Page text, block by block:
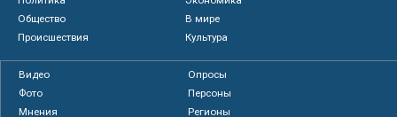
Общество
В мире
Происшествия
Культура
Видео
Опросы
Фото
Персоны
Мнения
Регионы